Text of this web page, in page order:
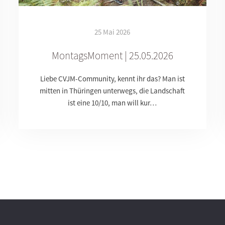
25 Mai 2026
MontagsMoment | 25.05.2026
Liebe CVJM-Community, kennt ihr das? Man ist
mitten in Thüringen unterwegs, die Landschaft
ist eine 10/10, man will kur…